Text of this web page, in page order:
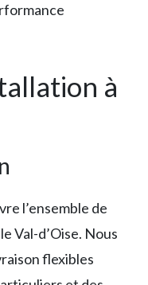
à
l’ensemble de
Val-d’Oise. Nous
flexibles